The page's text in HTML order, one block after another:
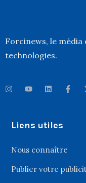
Forcinews, le média
technologies.
Liens utiles
Nous connaître
Publier votre